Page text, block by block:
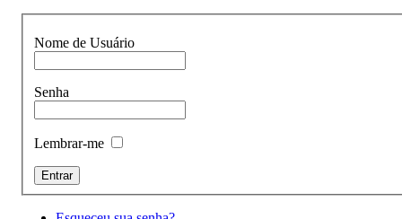
Nome de Usuário
Senha
Lembrar-me